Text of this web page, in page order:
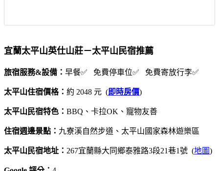
宜蘭太平山英仕山莊－太平山民宿推薦
旅宿服務&設備： 早餐✅ 免費停車位✅ 免費寄放行李✅
太平山住宿價格： 約 2048 元 (即時房價)
太平山民宿特色： BBQ、卡拉OK、寵物友善
住宿週邊景點： 九寮溪自然步道、太平山國家森林遊樂區
太平山民宿地址： 267宜蘭縣大同鄉泰雅路3段21巷1號 (地圖)